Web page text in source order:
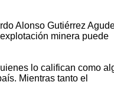
Alonso Gutiérrez
minera puede
lo califican como
Mientras tanto el